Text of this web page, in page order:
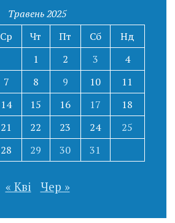
Травень 2025
Ср Чт Пт Сб
Нд
1
2 3
4
7 8 9 10
11
14 15 16 17
18
21 22 23 24
25
28 29 30 31
« Кві Чер »